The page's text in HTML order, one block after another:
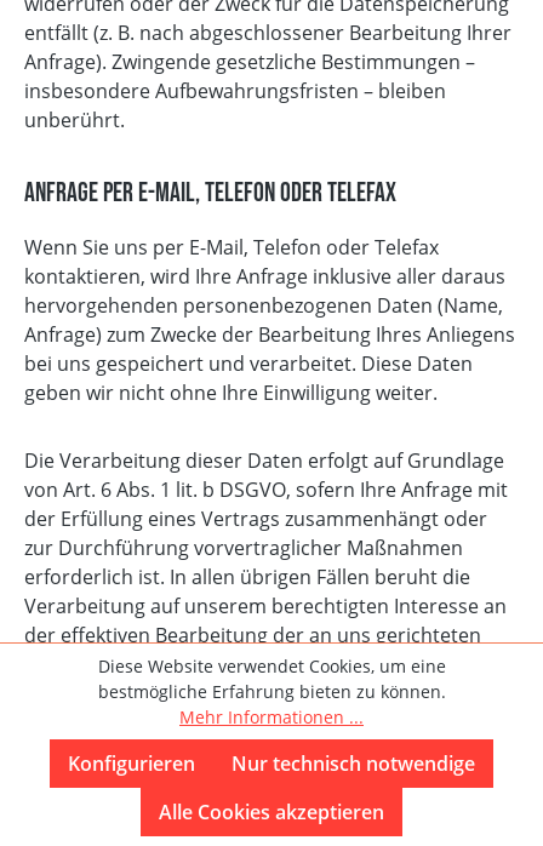
entfällt (z. B. nach abgeschlossener Bearbeitung Ihrer
Anfrage). Zwingende gesetzliche Bestimmungen –
insbesondere Aufbewahrungsfristen – bleiben
unberührt.
Anfrage per E-Mail, Telefon oder Telefax
Wenn Sie uns per E-Mail, Telefon oder Telefax
kontaktieren, wird Ihre Anfrage inklusive aller daraus
hervorgehenden personenbezogenen Daten (Name,
Anfrage) zum Zwecke der Bearbeitung Ihres Anliegens
bei uns gespeichert und verarbeitet. Diese Daten
geben wir nicht ohne Ihre Einwilligung weiter.
Die Verarbeitung dieser Daten erfolgt auf Grundlage
von Art. 6 Abs. 1 lit. b DSGVO, sofern Ihre Anfrage mit
der Erfüllung eines Vertrags zusammenhängt oder
zur Durchführung vorvertraglicher Maßnahmen
erforderlich ist. In allen übrigen Fällen beruht die
Verarbeitung auf unserem berechtigten Interesse an
der effektiven Bearbeitung der an uns gerichteten
Anfragen (Art. 6 Abs. 1 lit. f DSGVO) oder auf Ihrer
Einwilligung (Art. 6 Abs. 1 lit. a DSGVO) sofern diese
abgefragt wurde; die Einwilligung ist jederzeit
widerrufbar.
Die von Ihnen an uns per Kontaktanfragen
Diese Website verwendet Cookies, um eine
bestmögliche Erfahrung bieten zu können.
Mehr Informationen ...
Nur technisch notwendige
Konfigurieren
Alle Cookies akzeptieren